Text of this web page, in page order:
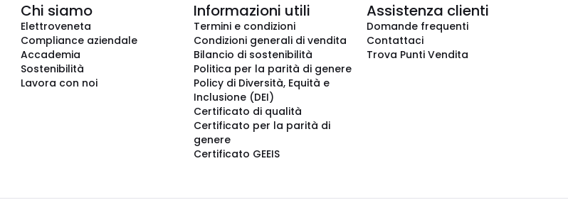
Chi siamo
Elettroveneta
Compliance aziendale
Accademia
Sostenibilità
Lavora con noi
Informazioni utili
Termini e condizioni
Condizioni generali di vendita
Bilancio di sostenibilità
Politica per la parità di genere
Policy di Diversità, Equità e
Inclusione (DEI)
Certificato di qualità
Certificato per la parità di
genere
Certificato GEEIS
Assistenza clienti
Domande frequenti
Contattaci
Trova Punti Vendita